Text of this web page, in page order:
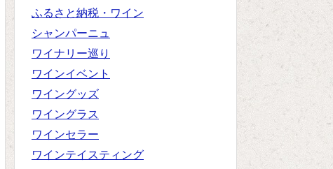
ふるさと納税・ワイン
シャンパーニュ
ワイナリー巡り
ワインイベント
ワイングッズ
ワイングラス
ワインセラー
ワインテイスティング